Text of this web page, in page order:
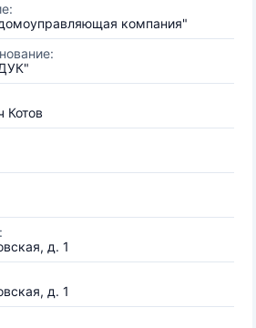
компания"
Котов
д. 1
д. 1